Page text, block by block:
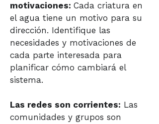
motivaciones: Cada criatura en
el agua tiene un motivo para su
dirección. Identifique las
necesidades y motivaciones de
cada parte interesada para
planificar cómo cambiará el
sistema.
Las redes son corrientes: Las
comunidades y grupos son